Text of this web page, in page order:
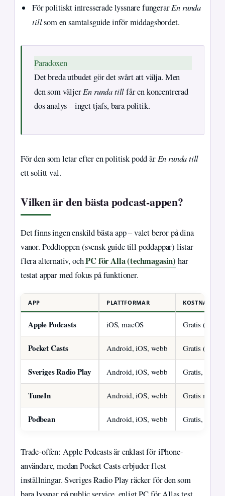
För politiskt intresserade lyssnare fungerarEn runda
tillsom en samtalsguide inför middagsbordet.
Paradoxen
Det breda utbudet gör det svårt att välja. Men
den som väljerEn runda tillfår en koncentrerad
dos analys – inget tjafs, bara politik.
För den som letar efter en politisk podd är En runda till
ett solitt val.
Vilken är den bästa podcast-appen?
Det finns ingen enskild bästa app – valet beror på dina
vanor. Poddtoppen (svensk guide till poddappar) listar
flera alternativ, ochPC för Alla (techmagasin) har
testat appar med fokus på funktioner.
APP PLATTFORMAR KOSTNAD
Apple Podcasts iOS, macOS Gratis (Apple
Pocket Casts Android, iOS, webb Gratis (
Sveriges Radio Play Android, iOS, webb Gratis,
TuneIn Android, iOS, webb Gratis med
Podbean Android, iOS, webb Gratis,
Trade-offen: Apple Podcasts är enklast för iPhone-
användare, medan Pocket Casts erbjuder flest
inställningar. Sveriges Radio Play räcker för den som